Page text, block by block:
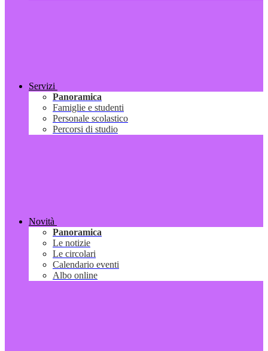
Servizi
Panoramica
Famiglie e studenti
Personale scolastico
Percorsi di studio
Novità
Panoramica
Le notizie
Le circolari
Calendario eventi
Albo online